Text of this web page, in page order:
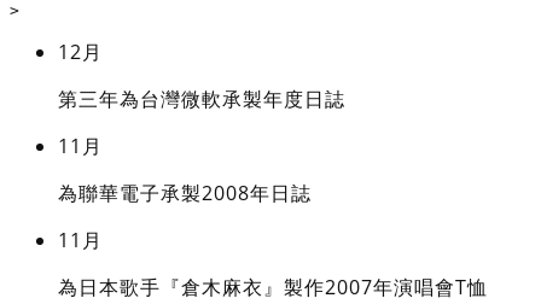
>
12月
第三年為台灣微軟承製年度日誌
11月
為聯華電子承製2008年日誌
11月
為日本歌手『倉木麻衣』製作2007年演唱會T恤